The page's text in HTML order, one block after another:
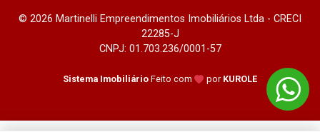
© 2026 Martinelli Empreendimentos Imobiliários Ltda - CRECI
22285-J
CNPJ: 01.703.236/0001-57
Sistema Imobiliário Feito com por KUROLE